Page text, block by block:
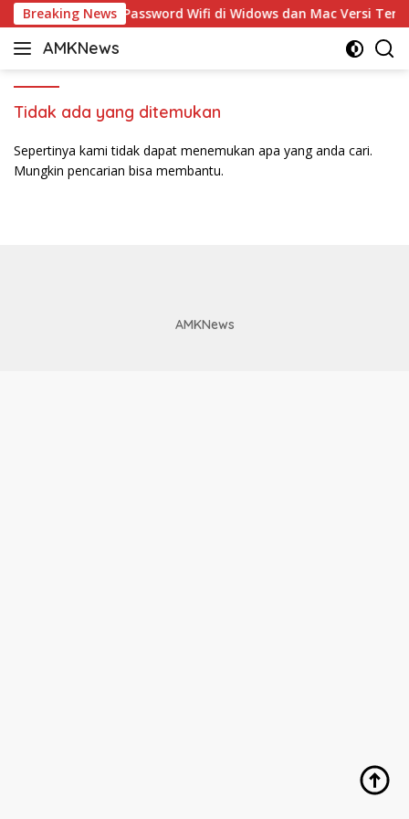
Langsung
ke
konten
Breaking News
5 Cara Ganti Password Wifi di Widows dan Mac Versi
AMKNews
Satu
Informasi
Tidak ada yang ditemukan
Sepertinya kami tidak dapat menemukan apa yang anda cari.
Mungkin pencarian bisa membantu.
AMKNews